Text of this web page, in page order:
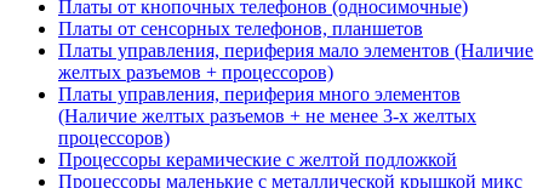
Платы от кнопочных телефонов (односимочные)
Платы от сенсорных телефонов, планшетов
Платы управления, периферия мало элементов (Наличие
желтых разъемов + процессоров)
Платы управления, периферия много элементов
(Наличие желтых разъемов + не менее 3-х желтых
процессоров)
Процессоры керамические с желтой подложкой
Процессоры маленькие с металлической крышкой микс